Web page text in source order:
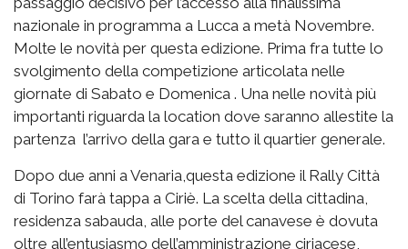
nazionale in programma a Lucca a metà Novembre.
Molte le novità per questa edizione. Prima fra tutte lo
svolgimento della competizione articolata nelle
giornate di Sabato e Domenica . Una nelle novità più
importanti riguarda la location dove saranno allestite la
partenza l’arrivo della gara e tutto il quartier generale.
Dopo due anni a Venaria,questa edizione il Rally Città
di Torino farà tappa a Ciriè. La scelta della cittadina,
residenza sabauda, alle porte del canavese è dovuta
oltre all’entusiasmo dell’amministrazione ciriacese,